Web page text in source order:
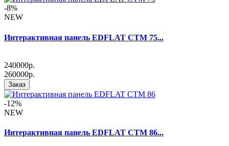
-8%
NEW
Интерактивная панель EDFLAT CTM 75...
240000р.
260000р.
Заказ
-12%
NEW
Интерактивная панель EDFLAT CTM 86...